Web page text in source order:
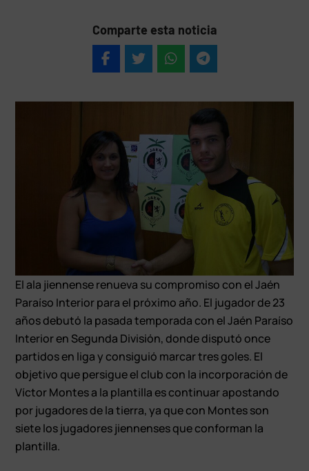
Comparte esta noticia
El ala jiennense renueva su compromiso con el Jaén
Paraíso Interior para el próximo año. El jugador de 23
años debutó la pasada temporada con el Jaén Paraíso
Interior en Segunda División, donde disputó once
partidos en liga y consiguió marcar tres goles. El
objetivo que persigue el club con la incorporación de
Víctor Montes a la plantilla es continuar apostando
por jugadores de la tierra, ya que con Montes son
siete los jugadores jiennenses que conforman la
plantilla.